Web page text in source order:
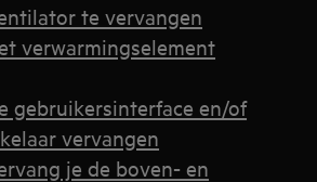
te vervangen
verwarmingselement
gebruikersinterface en/of
vervangen
je de boven- en